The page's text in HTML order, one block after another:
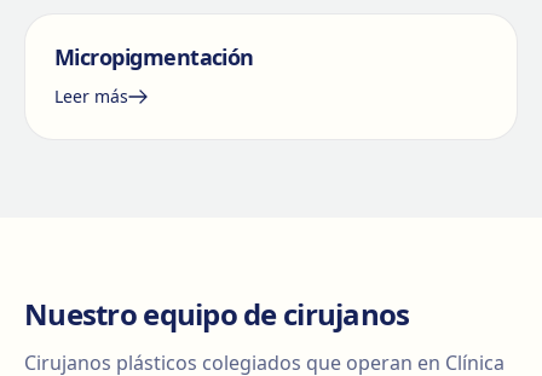
Micropigmentación
Leer más
Nuestro equipo de cirujanos
Cirujanos plásticos colegiados que operan en Clínica